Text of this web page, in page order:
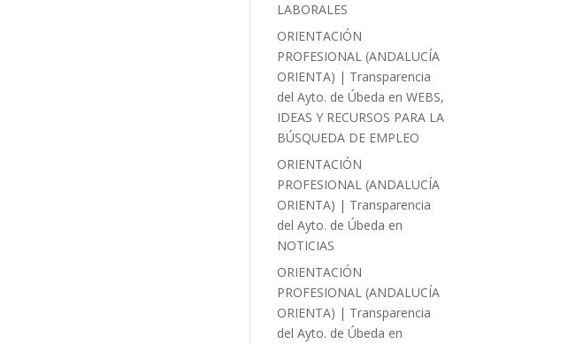
LABORALES
ORIENTACIÓN
PROFESIONAL (ANDALUCÍA
ORIENTA) | Transparencia
del Ayto. de Úbeda enWEBS,
IDEAS Y RECURSOS PARA LA
BÚSQUEDA DE EMPLEO
ORIENTACIÓN
PROFESIONAL (ANDALUCÍA
ORIENTA) | Transparencia
del Ayto. de Úbeda en
NOTICIAS
ORIENTACIÓN
PROFESIONAL (ANDALUCÍA
ORIENTA) | Transparencia
del Ayto. de Úbeda en